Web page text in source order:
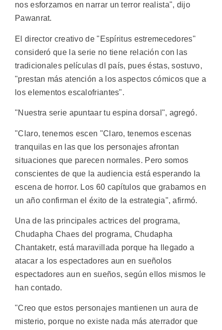
nos esforzamos en narrar un terror realista", dijo
Pawanrat.
El director creativo de "Espíritus estremecedores"
consideró que la serie no tiene relación con las
tradicionales películas dl país, pues éstas, sostuvo,
"prestan más atención a los aspectos cómicos que a
los elementos escalofriantes".
"Nuestra serie apuntaar tu espina dorsal", agregó.
"Claro, tenemos escen "Claro, tenemos escenas
tranquilas en las que los personajes afrontan
situaciones que parecen normales. Pero somos
conscientes de que la audiencia está esperando la
escena de horror. Los 60 capítulos que grabamos en
un año confirman el éxito de la estrategia", afirmó.
Una de las principales actrices del programa,
Chudapha Chaes del programa, Chudapha
Chantaketr, está maravillada porque ha llegado a
atacar a los espectadores aun en sueñolos
espectadores aun en sueños, según ellos mismos le
han contado.
"Creo que estos personajes mantienen un aura de
misterio, porque no existe nada más aterrador que